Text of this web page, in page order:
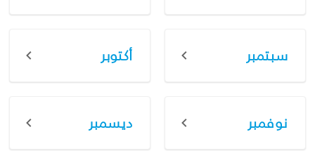
سبتمبر أكتوبر
نوفمبر ديسمبر